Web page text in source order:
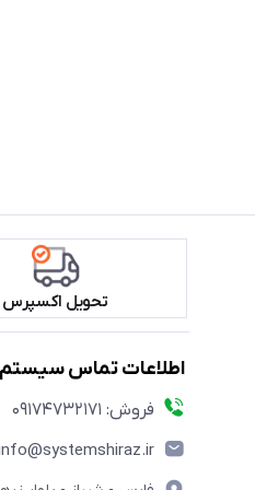
تحویل اکسپرس
اطلاعات تماس سیستم
فروش: 09174732171